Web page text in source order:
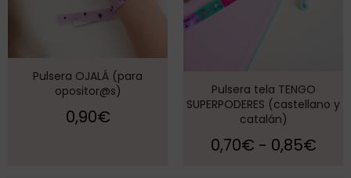
Pulsera OJALÁ (para
opositor@s)
0,90€
Pulsera tela TENGO
SUPERPODERES (castellano y
catalán)
0,70€ - 0,85€